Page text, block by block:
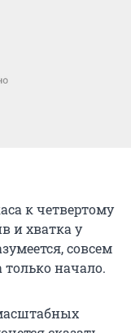
к четвертому
и хватка у
совсем
только начало.